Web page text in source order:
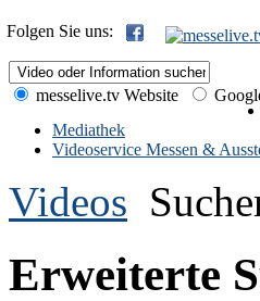
Folgen Sie uns:
messelive.tv Website
Mediathek
Videoservice Messen &
Videos
Erweiterte